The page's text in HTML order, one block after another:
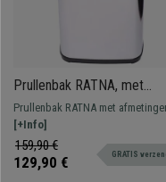
Prullenbak RATNA, met
Sensor, 30 L Inhoud,
Afmetingen 33x25x58 cm
Prullenbak RATNA met
33x25x58 cm en 30 L inhoud, met
automatische openingssensor.
[+Info]
159,90 €
129,90 € GRATIS